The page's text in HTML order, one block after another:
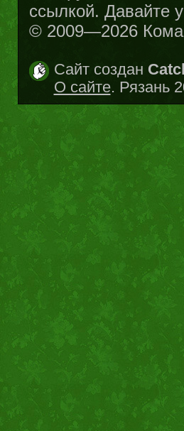
ссылкой. Давайте
© 2009—2026
Сайт создан
О сайте. Рязань